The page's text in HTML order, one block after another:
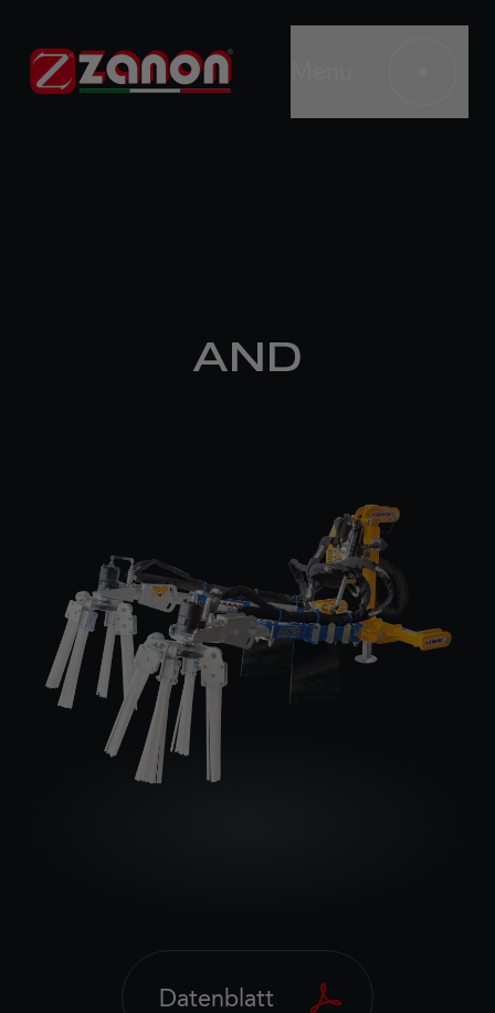
AND
Datenblatt